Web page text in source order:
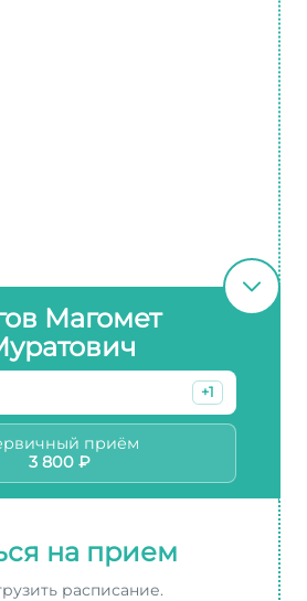
Магомет
+1
приём
3 800 ₽
на прием
расписание.